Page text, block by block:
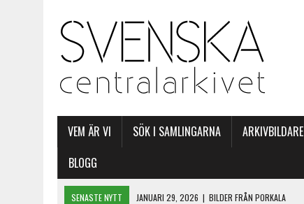
VEM ÄR VI SÖK I SAMLINGARNA ARKIVBILDARE
BLOGG
SENASTE NYTT JANUARI 29, 2026 | BILDER FRÅN PORKALA